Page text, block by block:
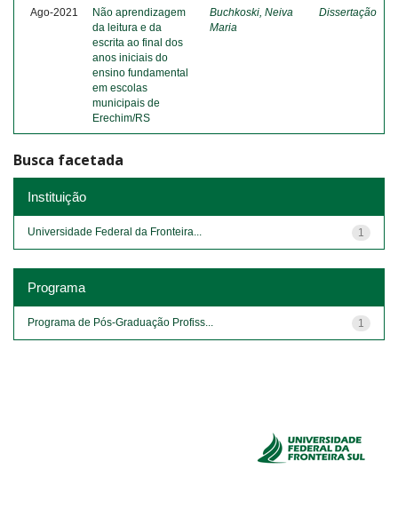
Ago-2021
Não aprendizagem
da leitura e da
escrita ao final dos
anos iniciais do
ensino fundamental
em escolas
municipais de
Erechim/RS
Buchkoski, Neiva
Maria
Dissertação
Busca facetada
Instituição
1
Universidade Federal da Fronteira...
Programa
1
Programa de Pós-Graduação Profiss...